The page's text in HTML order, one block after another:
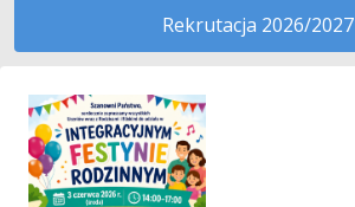
Rekrutacja 2026/2027